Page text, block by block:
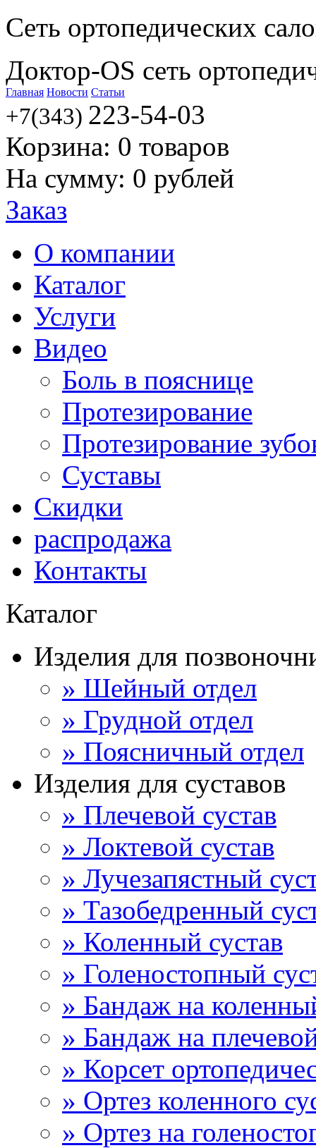
Сеть ортопедических
Доктор-OS сеть
Главная Новости Статьи
+7(343) 223-54-03
Корзина: 0 товаров
На сумму: 0 рублей
Заказ
О компании
Каталог
Услуги
Видео
Боль в пояснице
Протезирование
Протезирование
Суставы
Скидки
распродажа
Контакты
Каталог
Изделия для
» Шейный отдел
» Грудной отдел
» Поясничный отдел
Изделия для суставов
» Плечевой сустав
» Локтевой сустав
» Лучезапястный
» Тазобедренный
» Коленный сустав
» Голеностопный
» Бандаж на
» Бандаж на
» Корсет
» Ортез коленного
» Ортез на